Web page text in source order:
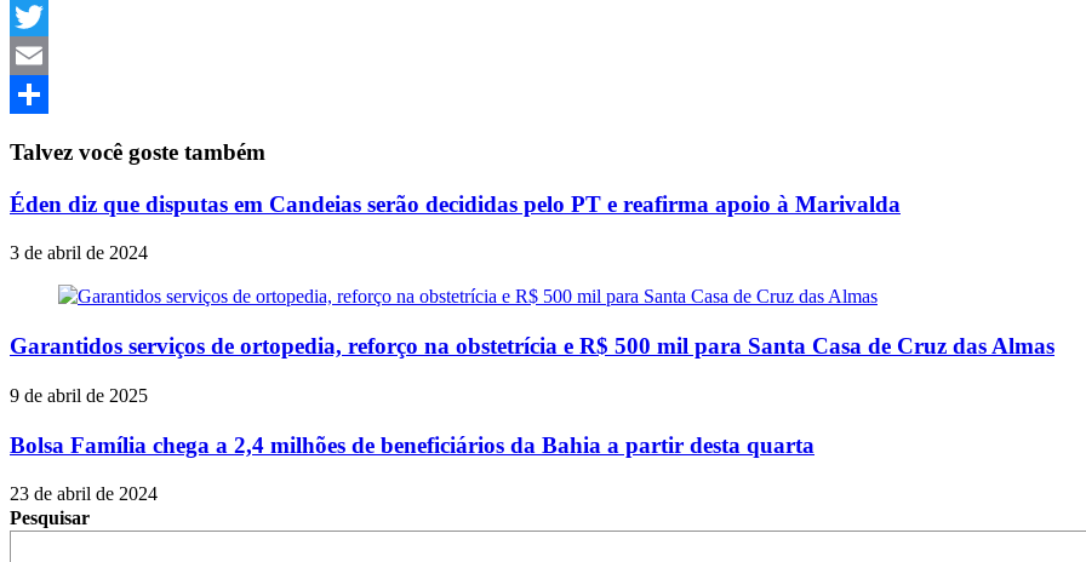
Facebook
Twitter
Email
Talvez você goste também
Éden diz que disputas em Candeias serão decididas pelo PT e reafirma apoio à Marivalda
3 de abril de 2024
Garantidos serviços de ortopedia, reforço na obstetrícia e R$ 500 mil para Santa Casa de Cruz das Almas
9 de abril de 2025
Bolsa Família chega a 2,4 milhões de beneficiários da Bahia a partir desta quarta
23 de abril de 2024
Pesquisar